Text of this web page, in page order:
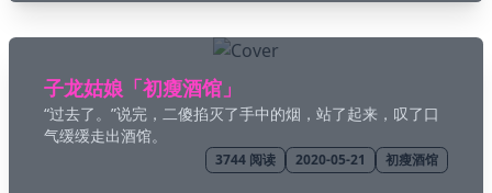
子龙姑娘「初瘦酒馆」
“过去了。”说完，二傻掐灭了手中的烟，站了起来，叹了口
气缓缓走出酒馆。
3744 阅读 2020-05-21 初瘦酒馆